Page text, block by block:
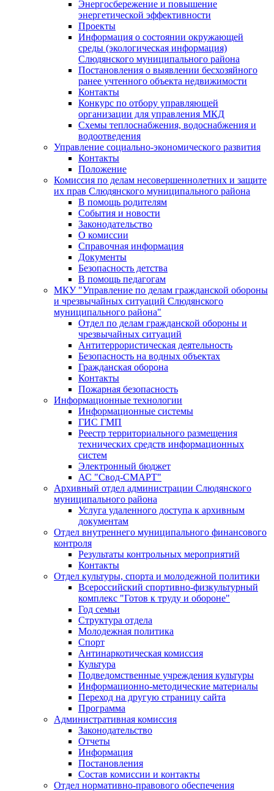
Энергосбережение и повышение
энергетической эффективности
Проекты
Информация о состоянии окружающей
среды (экологическая информация)
Слюдянского муниципального района
Постановления о выявлении бесхозяйного
ранее учтенного объекта недвижимости
Контакты
Конкурс по отбору управляющей
организации для управления МКД
Схемы теплоснабжения, водоснабжения и
водоотведения
Управление социально-экономического развития
Контакты
Положение
Комиссия по делам несовершеннолетних и защите
их прав Слюдянского муниципального района
В помощь родителям
События и новости
Законодательство
О комиссии
Справочная информация
Документы
Безопасность детства
В помощь педагогам
МКУ "Управление по делам гражданской обороны
и чрезвычайных ситуаций Слюдянского
муниципального района"
Отдел по делам гражданской обороны и
чрезвычайных ситуаций
Антитеррористическая деятельность
Безопасность на водных объектах
Гражданская оборона
Контакты
Пожарная безопасность
Информационные технологии
Информационные системы
ГИС ГМП
Реестр территориального размещения
технических средств информационных
систем
Электронный бюджет
АС "Свод-СМАРТ"
Архивный отдел администрации Слюдянского
муниципального района
Услуга удаленного доступа к архивным
документам
Отдел внутреннего муниципального финансового
контроля
Результаты контрольных мероприятий
Контакты
Отдел культуры, спорта и молодежной политики
Всероссийский спортивно-физкультурный
комплекс "Готов к труду и обороне"
Год семьи
Структура отдела
Молодежная политика
Спорт
Антинаркотическая комиссия
Культура
Подведомственные учреждения культуры
Информационно-методические материалы
Переход на другую страницу сайта
Программа
Административная комиссия
Законодательство
Отчеты
Информация
Постановления
Состав комиссии и контакты
Отдел нормативно-правового обеспечения